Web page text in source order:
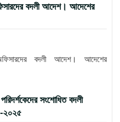
বদলী আদেশ। আদেশের
বদলী আদেশ। আদেশের
সংশোধিত বদলী
২০২৫